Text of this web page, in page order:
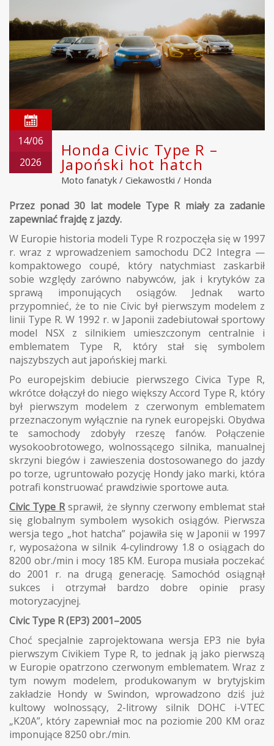
14/06
2026
Honda Civic Type R –
Japoński hot hatch
Moto fanatyk / Ciekawostki / Honda
Przez ponad 30 lat modele Type R miały za zadanie
zapewniać frajdę z jazdy.
W Europie historia modeli Type R rozpoczęła się w 1997
r. wraz z wprowadzeniem samochodu DC2 Integra —
kompaktowego coupé, który natychmiast zaskarbił
sobie względy zarówno nabywców, jak i krytyków za
sprawą imponujących osiągów. Jednak warto
przypomnieć, że to nie Civic był pierwszym modelem z
linii Type R. W 1992 r. w Japonii zadebiutował sportowy
model NSX z silnikiem umieszczonym centralnie i
emblematem Type R, który stał się symbolem
najszybszych aut japońskiej marki.
Po europejskim debiucie pierwszego Civica Type R,
wkrótce dołączył do niego większy Accord Type R, który
był pierwszym modelem z czerwonym emblematem
przeznaczonym wyłącznie na rynek europejski. Obydwa
te samochody zdobyły rzeszę fanów. Połączenie
wysokoobrotowego, wolnossącego silnika, manualnej
skrzyni biegów i zawieszenia dostosowanego do jazdy
po torze, ugruntowało pozycję Hondy jako marki, która
potrafi konstruować prawdziwie sportowe auta.
Civic Type Rsprawił, że słynny czerwony emblemat stał
się globalnym symbolem wysokich osiągów. Pierwsza
wersja tego „hot hatcha” pojawiła się w Japonii w 1997
r, wyposażona w silnik 4-cylindrowy 1.8 o osiągach do
8200 obr./min i mocy 185 KM. Europa musiała poczekać
do 2001 r. na drugą generację. Samochód osiągnął
sukces i otrzymał bardzo dobre opinie prasy
motoryzacyjnej.
Civic Type R (EP3) 2001–2005
Choć specjalnie zaprojektowana wersja EP3 nie była
pierwszym Civikiem Type R, to jednak ją jako pierwszą
w Europie opatrzono czerwonym emblematem. Wraz z
tym nowym modelem, produkowanym w brytyjskim
zakładzie Hondy w Swindon, wprowadzono dziś już
kultowy wolnossący, 2-litrowy silnik DOHC i-VTEC
„K20A”, który zapewniał moc na poziomie 200 KM oraz
imponujące 8250 obr./min.